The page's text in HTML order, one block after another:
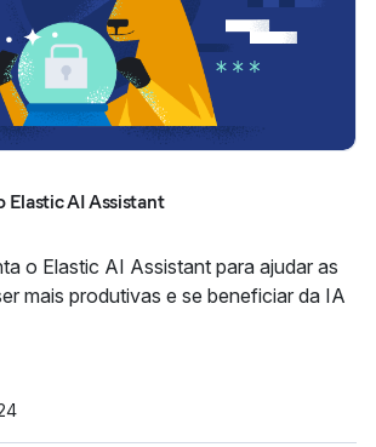
Elastic AI Assistant
o Elastic AI Assistant para ajudar as
mais produtivas e se beneficiar da IA